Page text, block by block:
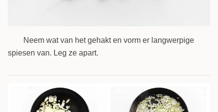
Neem wat van het gehakt en vorm er langwerpige
spiesen van. Leg ze apart.